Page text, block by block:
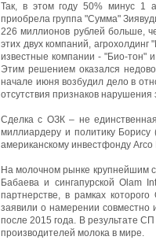
Так, в этом году 50% минус 1
приобрела группа "Сумма"
226 миллионов рублей больше,
этих двух компаний,
известные компании - "Био-тон"
Этим решением оказался
начале июня возбудил дело в
отсутствия признаков нарушения
Сделка с ОЗК – не
миллиардеру и политику Борису
американскому инвестфонду
На молочном рынке крупнейшим
Бабаева и сингапурской Olam
партнерстве, в рамках
заявили о намерении совместно
после 2015 года. В результате
производителей молока в мире.